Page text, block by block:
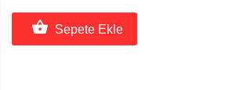
Sepete Ekle